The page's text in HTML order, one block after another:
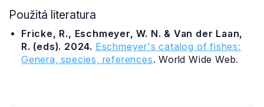
Použitá literatura
Fricke, R., Eschmeyer, W. N. & Van der Laan,
R. (eds). 2024. Eschmeyer's catalog of fishes:
Genera, species, references. World Wide Web.